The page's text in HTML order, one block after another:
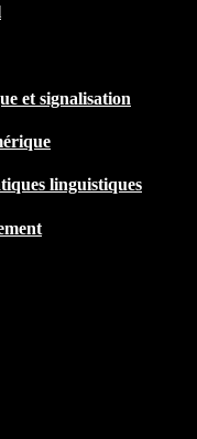
et signalisation
linguistiques